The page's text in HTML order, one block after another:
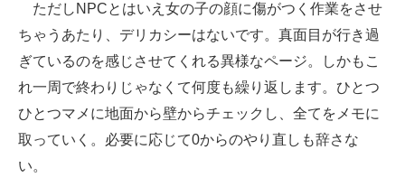
ただしNPCとはいえ女の子の顔に傷がつく作業をさせ
ちゃうあたり、デリカシーはないです。真面目が行き過
ぎているのを感じさせてくれる異様なページ。しかもこ
れ一周で終わりじゃなくて何度も繰り返します。ひとつ
ひとつマメに地面から壁からチェックし、全てをメモに
取っていく。必要に応じて0からのやり直しも辞さな
い。